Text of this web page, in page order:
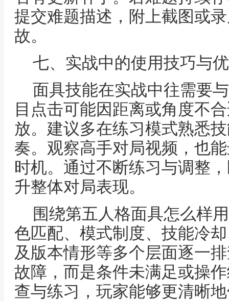
提交难题描述，附上截图或
故。
七、实战中的使用技巧与
面具技能在实战中往需要
目点击可能因距离或角度不
放。建议多在练习模式熟悉
奏。观察高手对局视频，也
时机。通过不断练习与调整
升整体对局表现。
围绕第五人格面具怎么样
色匹配、模式制度、技能冷
及版本情形等多个层面逐一
故障，而是条件未满足或操
查与练习，玩家能够更清晰